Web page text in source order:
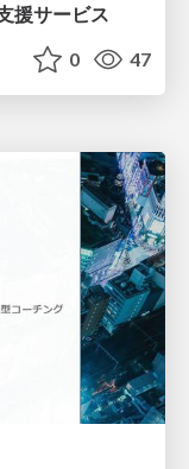
援サービス
0 47